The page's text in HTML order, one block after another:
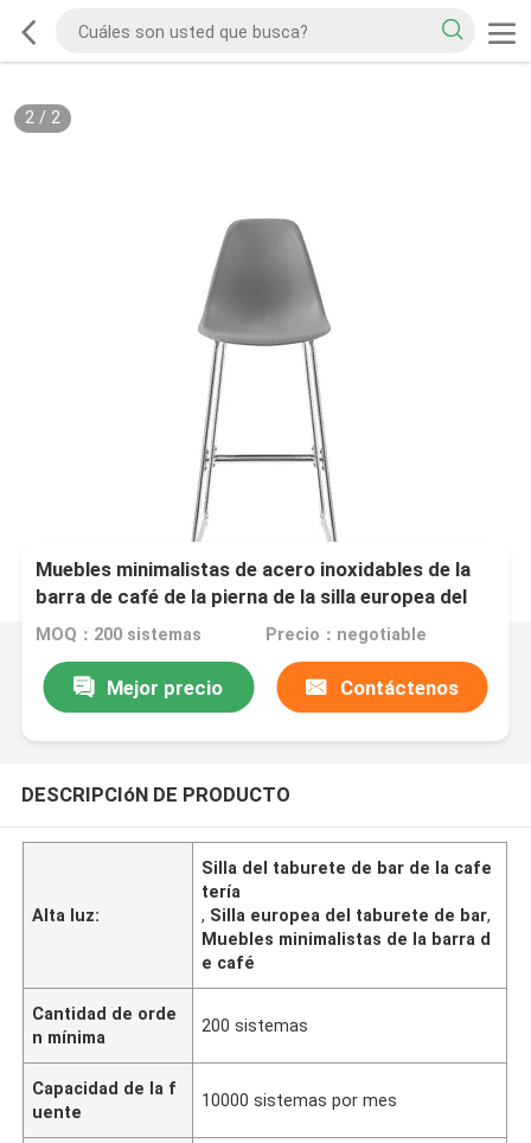
2/ 2
Muebles minimalistas de acero inoxidables de la
barra de café de la pierna de la silla europea del
taburete de bar
MOQ：200 sistemas Precio：negotiable
Mejor precio Contáctenos
DESCRIPCIóN DE PRODUCTO
Alta luz:
Silla del taburete de bar de la cafe
tería
, Silla europea del taburete de bar,
Muebles minimalistas de la barra d
e café
Cantidad de orde
n mínima
200 sistemas
Capacidad de la f
uente
10000 sistemas por mes